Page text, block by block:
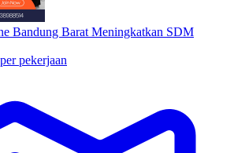
Bandung Barat Meningkatkan SDM
pekerjaan